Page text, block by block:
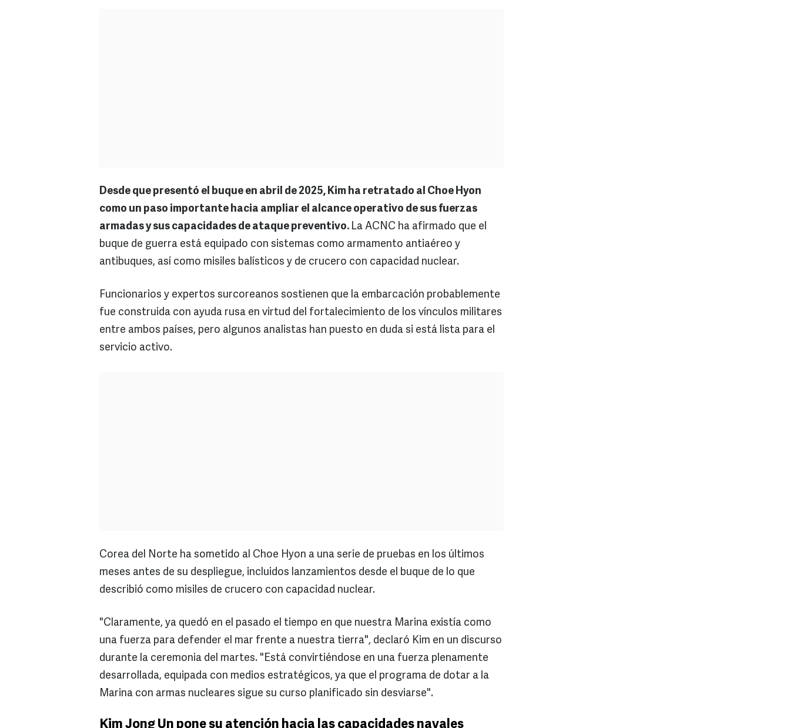
Desde que presentó el buque en abril de 2025, Kim ha retratado al Choe Hyon
como un paso importante hacia ampliar el alcance operativo de sus fuerzas
armadas y sus capacidades de ataque preventivo. La ACNC ha afirmado que el
buque de guerra está equipado con sistemas como armamento antiaéreo y
antibuques, así como misiles balísticos y de crucero con capacidad nuclear.
Funcionarios y expertos surcoreanos sostienen que la embarcación probablemente
fue construida con ayuda rusa en virtud del fortalecimiento de los vínculos militares
entre ambos países, pero algunos analistas han puesto en duda si está lista para el
servicio activo.
Corea del Norte ha sometido al Choe Hyon a una serie de pruebas en los últimos
meses antes de su despliegue, incluidos lanzamientos desde el buque de lo que
describió como misiles de crucero con capacidad nuclear.
"Claramente, ya quedó en el pasado el tiempo en que nuestra Marina existía como
una fuerza para defender el mar frente a nuestra tierra", declaró Kim en un discurso
durante la ceremonia del martes. "Está convirtiéndose en una fuerza plenamente
desarrollada, equipada con medios estratégicos, ya que el programa de dotar a la
Marina con armas nucleares sigue su curso planificado sin desviarse".
Kim Jong Un pone su atención hacia las capacidades navales